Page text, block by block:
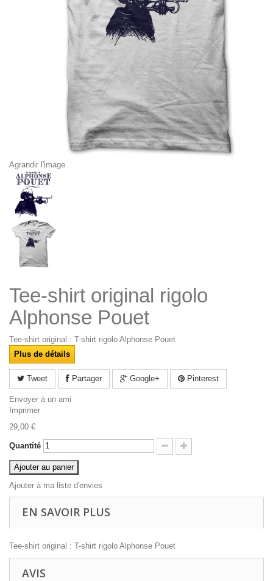
Agrandir l'image
Tee-shirt original rigolo
Alphonse Pouet
Tee-shirt original : T-shirt rigolo Alphonse Pouet
Plus de détails
Tweet Partager Google+ Pinterest
Envoyer à un ami
Imprimer
29,00 €
Quantité
Ajouter au panier
Ajouter à ma liste d'envies
EN SAVOIR PLUS
Tee-shirt original : T-shirt rigolo Alphonse Pouet
AVIS